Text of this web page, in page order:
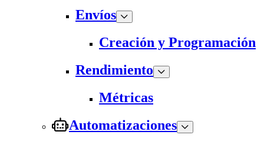
Envíos
Creación y Programación
Rendimiento
Métricas
Automatizaciones